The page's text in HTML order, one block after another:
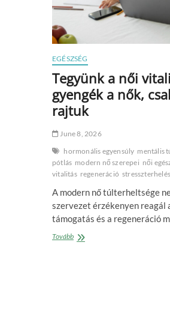
EGÉSZSÉG
Tegyünk a női
gyengék a nők,
rajtuk
June 8, 2026
hormonális egyensúly mentális
pótlás modern nő szerepei női
vitalitás regeneráció stresszterhelés
A modern nő túlterheltsége
szervezet érzékenyen reagál
támogatás és a regeneráció
TovábbTegyünk